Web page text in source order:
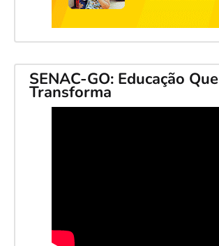
SENAC-GO: Educação Que
Transforma